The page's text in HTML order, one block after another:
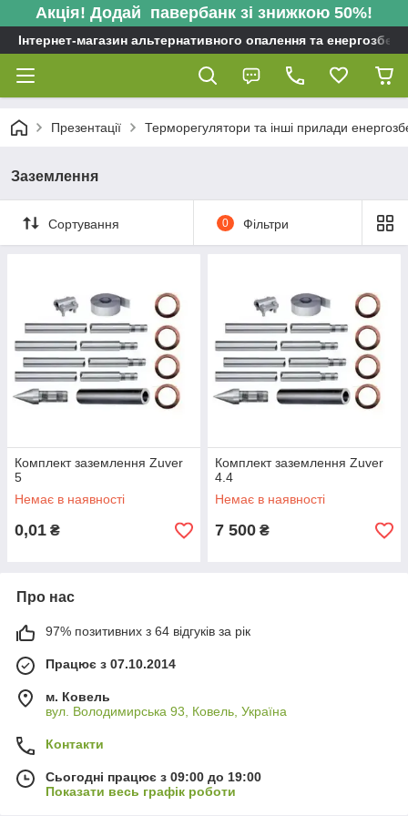
Акція! Додай павербанк зі знижкою 50%!
Інтернет-магазин альтернативного опалення та
Презентації Терморегулятори та інші прилади
Заземлення
Сортування 0 Фільтри
Комплект заземлення Zuver
5
Немає в наявності
0,01 ₴
Комплект заземлення Zuver
4.4
Немає в наявності
7 500 ₴
Про нас
97% позитивних з 64 відгуків за рік
Працює з 07.10.2014
м. Ковель
вул. Володимирська 93, Ковель, Україна
Контакти
Сьогодні працює з 09:00 до 19:00
Показати весь графік роботи